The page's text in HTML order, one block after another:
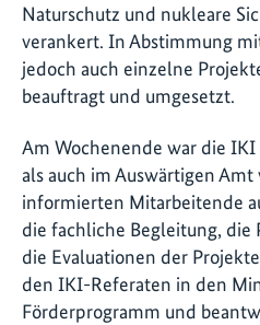
Naturschutz und nukleare
verankert. In Abstimmung
jedoch auch einzelne
beauftragt und umgesetzt.
Am Wochenende war die
als auch im Auswärtigen
informierten Mitarbeitende
die fachliche Begleitung,
die Evaluationen der
den IKI-Referaten in den
Förderprogramm und